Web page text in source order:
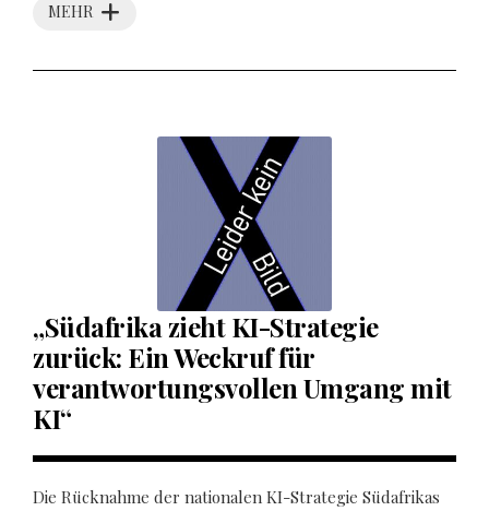
MEHR
„Südafrika zieht KI-Strategie
zurück: Ein Weckruf für
verantwortungsvollen Umgang mit
KI“
Die Rücknahme der nationalen KI-Strategie Südafrikas